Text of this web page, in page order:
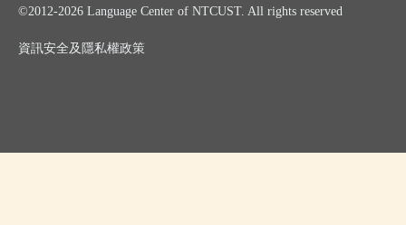
©2012-2026 Language Center of NTCUST. All rights reserved
資訊安全及 隱私權政策